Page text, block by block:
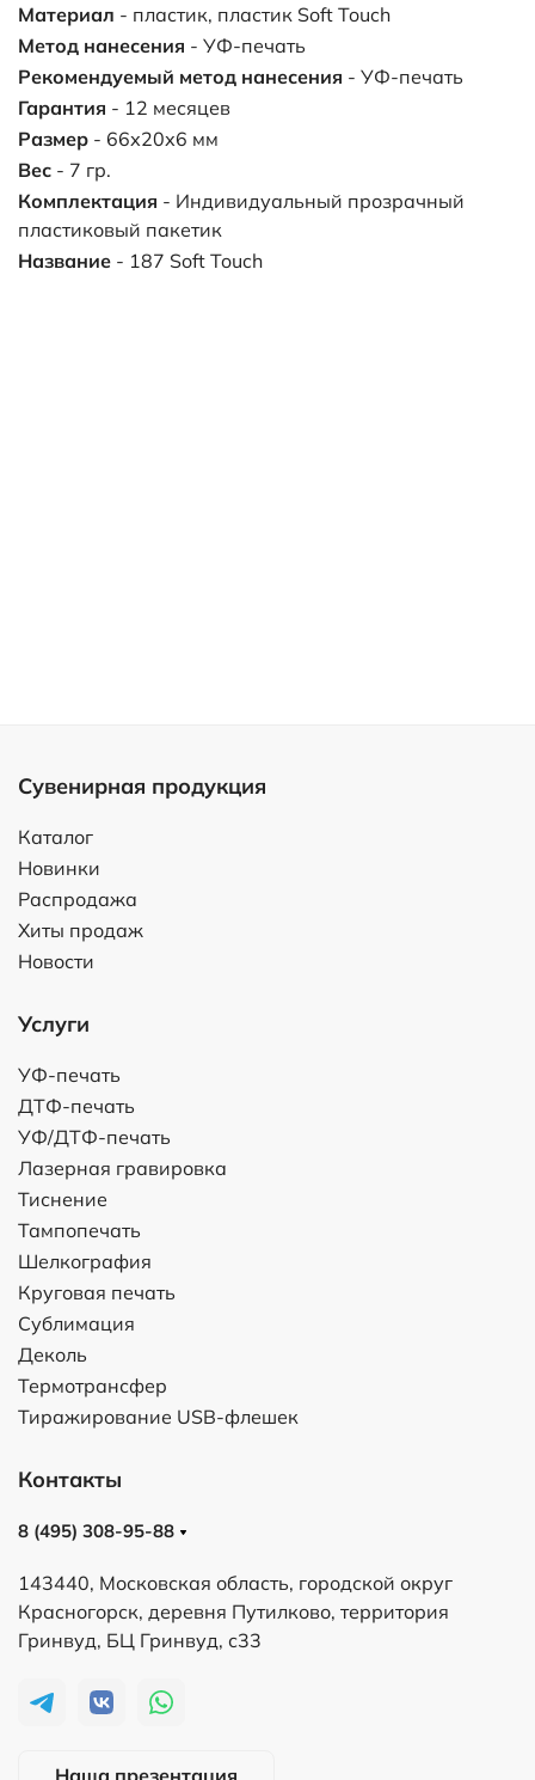
Материал - пластик, пластик Soft Touch
Метод нанесения - УФ-печать
Рекомендуемый метод нанесения - УФ-печать
Гарантия - 12 месяцев
Размер - 66х20х6 мм
Вес - 7 гр.
Комплектация - Индивидуальный прозрачный
пластиковый пакетик
Название - 187 Soft Touch
Сувенирная продукция
Каталог
Новинки
Распродажа
Хиты продаж
Новости
Услуги
УФ-печать
ДТФ-печать
УФ/ДТФ-печать
Лазерная гравировка
Тиснение
Тампопечать
Шелкография
Круговая печать
Сублимация
Деколь
Термотрансфер
Тиражирование USB-флешек
Контакты
8 (495) 308-95-88
143440, Московская область, городской округ
Красногорск, деревня Путилково, территория
Гринвуд, БЦ Гринвуд, с33
Наша презентация